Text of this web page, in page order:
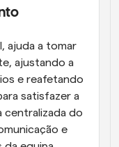
ajuda a tomar
ajustando a
e reafetando
satisfazer a
centralizada do
e